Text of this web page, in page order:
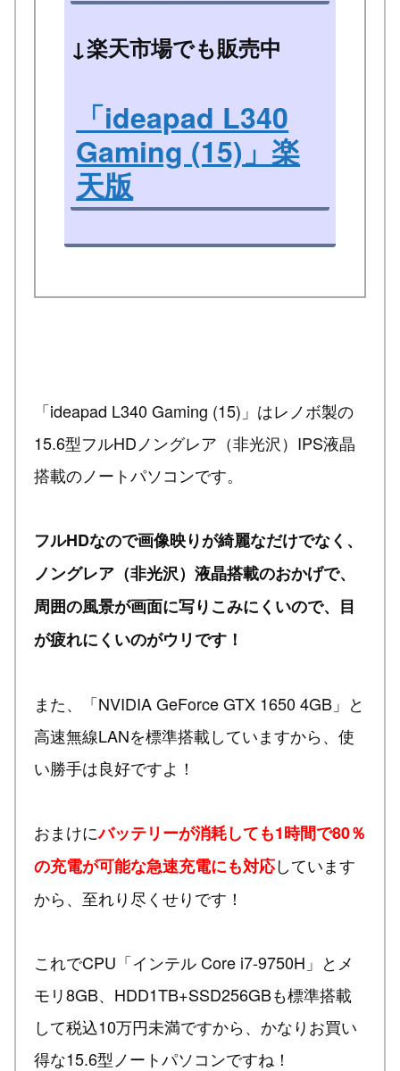
↓楽天市場でも販売中
「ideapad L340
Gaming (15)」楽
天版
「ideapad L340 Gaming (15)」はレノボ製の
15.6型フルHDノングレア（非光沢）IPS液晶
搭載のノートパソコンです。
フルHDなので画像映りが綺麗なだけでなく、
ノングレア（非光沢）液晶搭載のおかげで、
周囲の風景が画面に写りこみにくいので、目
が疲れにくいのがウリです！
また、「NVIDIA GeForce GTX 1650 4GB」と
高速無線LANを標準搭載していますから、使
い勝手は良好ですよ！
おまけにバッテリーが消耗しても1時間で80％
の充電が可能な急速充電にも対応しています
から、至れり尽くせりです！
これでCPU「インテル Core i7-9750H」とメ
モリ8GB、HDD1TB+SSD256GBも標準搭載
して税込10万円未満ですから、かなりお買い
得な15.6型ノートパソコンですね！